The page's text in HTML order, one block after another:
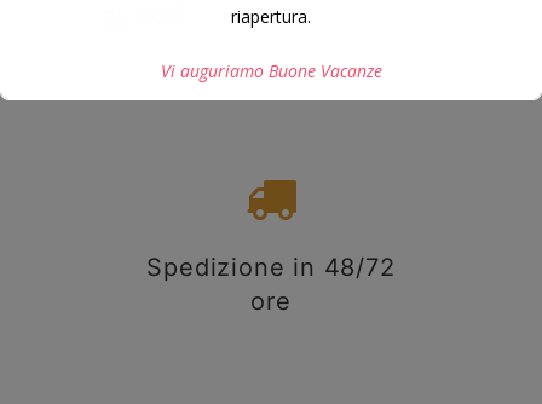
Spedizione in 48/72
ore
riapertura.
Vi auguriamo Buone Vacanze